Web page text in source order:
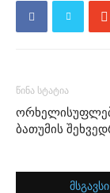
წინა სტატია
ბათუმის